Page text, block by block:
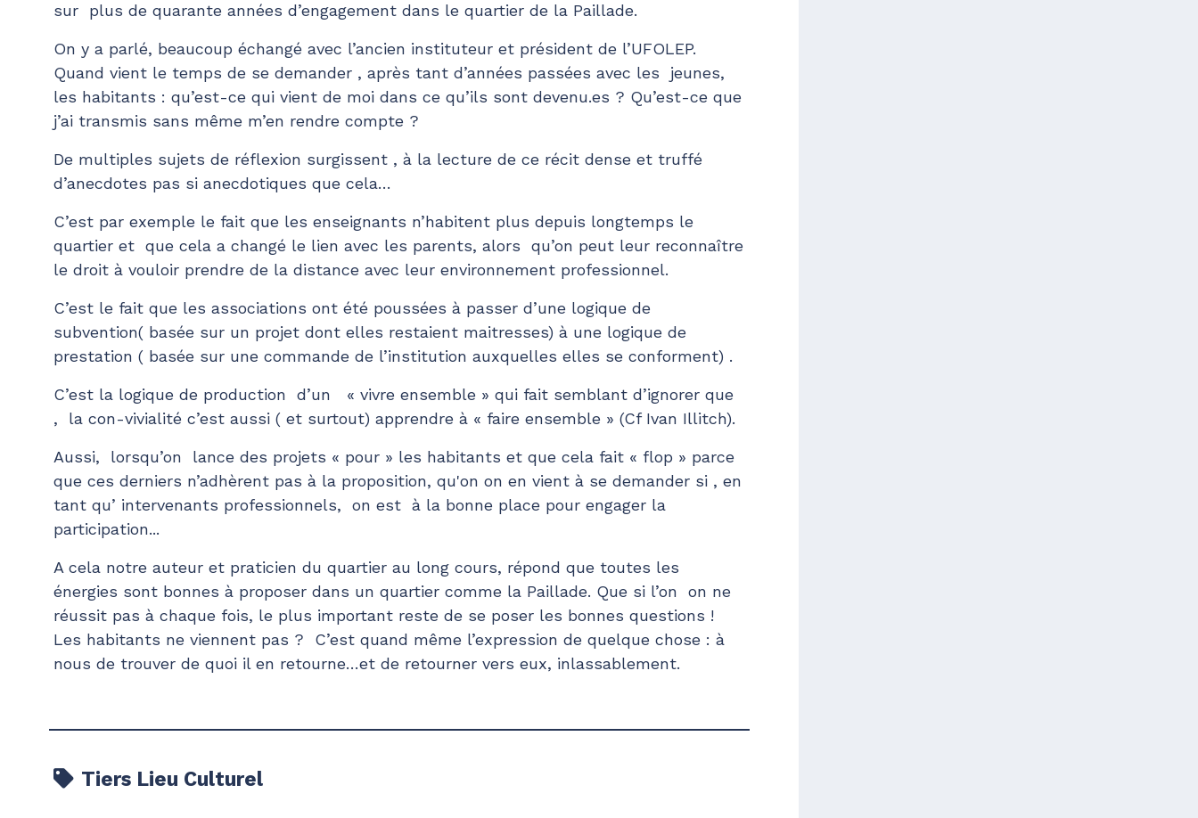
sur plus de quarante années d’engagement dans le quartier de la Paillade.
On y a parlé, beaucoup échangé avec l’ancien instituteur et président de l’UFOLEP.
Quand vient le temps de se demander , après tant d’années passées avec les jeunes,
les habitants : qu’est-ce qui vient de moi dans ce qu’ils sont devenu.es ? Qu’est-ce que
j’ai transmis sans même m’en rendre compte ?
De multiples sujets de réflexion surgissent , à la lecture de ce récit dense et truffé
d’anecdotes pas si anecdotiques que cela…
C’est par exemple le fait que les enseignants n’habitent plus depuis longtemps le
quartier et que cela a changé le lien avec les parents, alors qu’on peut leur reconnaître
le droit à vouloir prendre de la distance avec leur environnement professionnel.
C’est le fait que les associations ont été poussées à passer d’une logique de
subvention( basée sur un projet dont elles restaient maitresses) à une logique de
prestation ( basée sur une commande de l’institution auxquelles elles se conforment) .
C’est la logique de production d’un « vivre ensemble » qui fait semblant d’ignorer que
, la con-vivialité c’est aussi ( et surtout) apprendre à « faire ensemble » (Cf Ivan Illitch).
Aussi, lorsqu’on lance des projets « pour » les habitants et que cela fait « flop » parce
que ces derniers n’adhèrent pas à la proposition, qu'on on en vient à se demander si , en
tant qu’ intervenants professionnels, on est à la bonne place pour engager la
participation...
A cela notre auteur et praticien du quartier au long cours, répond que toutes les
énergies sont bonnes à proposer dans un quartier comme la Paillade. Que si l’on on ne
réussit pas à chaque fois, le plus important reste de se poser les bonnes questions !
Les habitants ne viennent pas ? C’est quand même l’expression de quelque chose : à
nous de trouver de quoi il en retourne…et de retourner vers eux, inlassablement.
Tiers Lieu Culturel